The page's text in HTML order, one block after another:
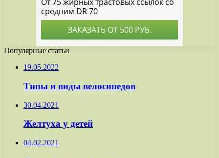
Популярные статьи
19.05.2022
Типы и виды велосипедов
30.04.2021
Желтуха у детей
04.02.2021